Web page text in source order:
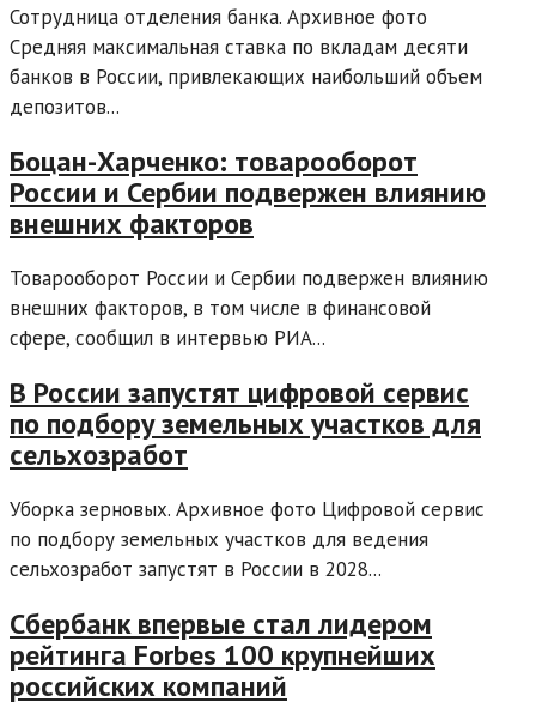
Сотрудница отделения банка. Архивное фото
Средняя максимальная ставка по вкладам десяти
банков в России, привлекающих наибольший объем
депозитов...
Боцан-Харченко: товарооборот
России и Сербии подвержен влиянию
внешних факторов
Товарооборот России и Сербии подвержен влиянию
внешних факторов, в том числе в финансовой
сфере, сообщил в интервью РИА...
В России запустят цифровой сервис
по подбору земельных участков для
сельхозработ
Уборка зерновых. Архивное фото Цифровой сервис
по подбору земельных участков для ведения
сельхозработ запустят в России в 2028...
Сбербанк впервые стал лидером
рейтинга Forbes 100 крупнейших
российских компаний